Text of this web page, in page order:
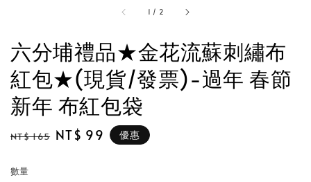
1 / 2
六分埔禮品★金花流蘇刺繡布
紅包★(現貨/發票)-過年 春節
新年 布紅包袋
Regular
NT$ 165 Sale
NT$ 99 優惠
數量